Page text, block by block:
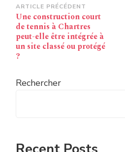
Navigation
d’article
ARTICLE PRÉCÉDENT
Une construction court
de tennis à Chartres
peut-elle être intégrée à
un site classé ou protégé
?
Rechercher